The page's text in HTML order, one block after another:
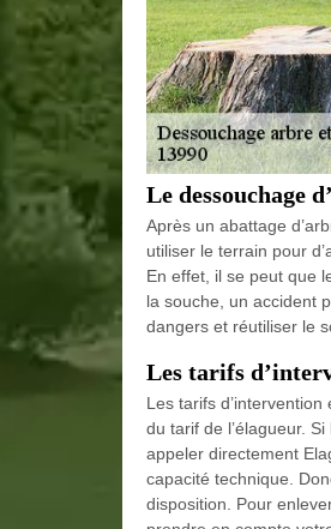
Le dessouchage
Après un abattage
utiliser le terrain pour
En effet, il se peut que
la souche, un accident
dangers et réutiliser le
Les tarifs
Les tarifs
du tarif de l’élagueur.
appeler directement
capacité technique.
disposition. Pour